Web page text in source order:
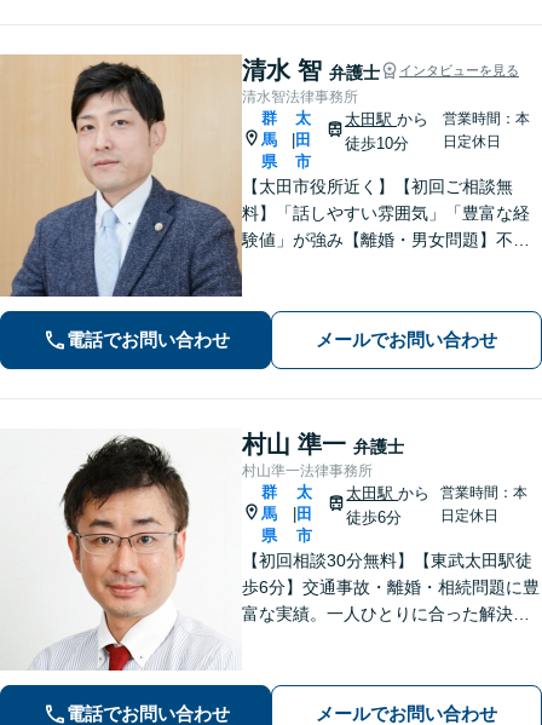
清水 智 弁護士 インタビューを見る
清水智法律事務所
群
馬
県
太
田
市
太田駅 から
徒歩10分
営業時間：本
日定休日
【太田市役所近く】【初回ご相談無
料】「話しやすい雰囲気」「豊富な経
験値」が強み【離婚・男女問題】不
心がけています。交通事故、刑事事
件、医療問題などにも対応【休日の対
応可】
電話でお問い合わせ メールでお問い合わせ
村山 準一 弁護士
村山準一法律事務所
群
馬
県
太
田
市
太田駅から
徒歩6分
営業時間：本
日定休日
【初回相談30分無料】【東武太田駅徒
歩6分】交通事故・離婚・相続問題に豊
富な実績。一人ひとりに合った解決方
もご相談ください。
電話でお問い合わせ メールでお問い合わせ